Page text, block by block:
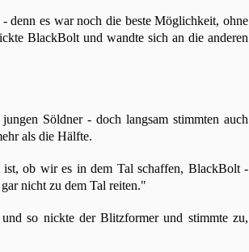
denn es war noch die beste Möglichkeit, ohne
BlackBolt und wandte sich an die anderen
Söldner - doch langsam stimmten auch
als die Hälfte.
ob wir es in dem Tal schaffen, BlackBolt -
nicht zu dem Tal reiten."
so nickte der Blitzformer und stimmte zu,